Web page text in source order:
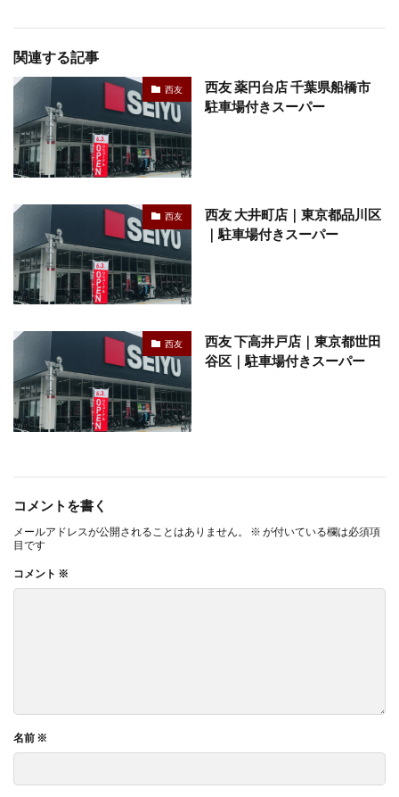
関連する記事
西友
西友 薬円台店 千葉県船橋市
駐車場付きスーパー
西友
西友 大井町店｜東京都品川区
｜駐車場付きスーパー
西友
西友 下高井戸店｜東京都世田
谷区｜駐車場付きスーパー
コメントを書く
メールアドレスが公開されることはありません。 ※ が付いている欄は必須項
目です
コメント ※
名前 ※